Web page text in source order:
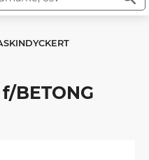
f/BETONG